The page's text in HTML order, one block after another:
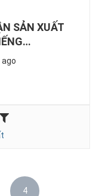
SẢN XUẤT
4